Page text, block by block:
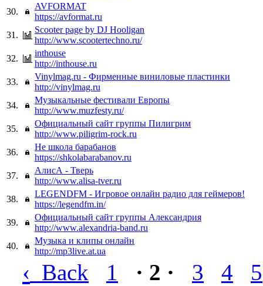
30.
AVFORMAT
https://avformat.ru
31.
Scooter page by DJ Hooligan
http://www.scootertechno.ru/
32.
inthouse
http://inthouse.ru
33.
Vinylmag.ru - Фирменные виниловые пластинки
http://vinylmag.ru
34.
Музыкальные фестивали Европы
http://www.muzfesty.ru/
35.
Официальный сайт группы Пилигрим
http://www.piligrim-rock.ru
36.
Не школа барабанов
https://shkolabarabanov.ru
37.
АлисА - Тверь
http://www.alisa-tver.ru
38.
LEGENDFM - Игровое онлайн радио для геймеров!
https://legendfm.in/
39.
Официальный сайт группы Александрия
http://www.alexandria-band.ru
40.
Музыка и клипы онлайн
http://mp3live.at.ua
‹ Back 1 · 2 · 3 4 5